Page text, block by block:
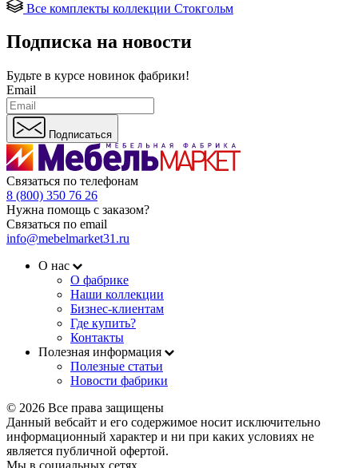
Все комплекты коллекции Стокгольм
Подписка на новости
Будьте в курсе новинок фабрики!
Email
Подписаться
Связаться по телефонам
8 (800) 350 76 26
Нужна помощь с заказом?
Связаться по email
info@mebelmarket31.ru
О нас
О фабрике
Наши коллекции
Бизнес-клиентам
Где купить?
Контакты
Полезная информация
Полезные статьи
Новости фабрики
© 2026 Все права защищены
Данный вебсайт и его содержимое носит исключительно
информационный характер и ни при каких условиях не
является публичной офертой.